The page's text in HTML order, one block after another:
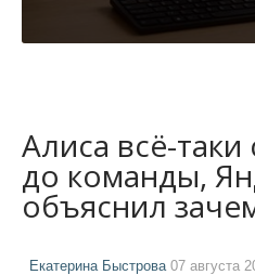
Алиса всё-
до команды,
объяснил
Екатерина Быстрова07 августа